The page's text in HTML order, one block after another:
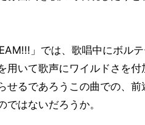
」では、歌唱中にボル
用いて歌声にワイルドさを
せるであろうこの曲での、
ではないだろうか。